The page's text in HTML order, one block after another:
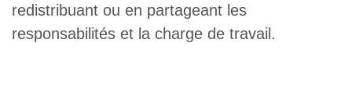
redistribuant ou en partageant les
responsabilités et la charge de travail.